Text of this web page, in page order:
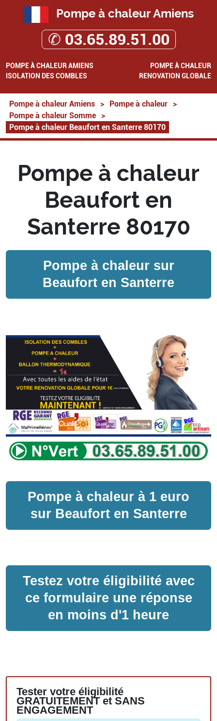
Pompe à chaleur Amiens
✆ 03.65.89.51.00
POMPE À CHALEUR AMIENS
POMPE À CHALEUR
ISOLATION DES COMBLES
RENOVATION GLOBALE
Pompe à chaleur Amiens > Pompe à chaleur
>
Pompe à chaleur Somme
>
Pompe à chaleur Beaufort en Santerre 80170
Pompe à chaleur
Beaufort en
Santerre 80170
Pompe à chaleur sur
Beaufort en Santerre
Pompe à chaleur à 1 euro
sur Beaufort en Santerre
Testez votre éligibilité avec
ce formulaire une réponse
en moins d'1 heure
Tester votre éligibilité
GRATUITEMENT et SANS
ENGAGEMENT